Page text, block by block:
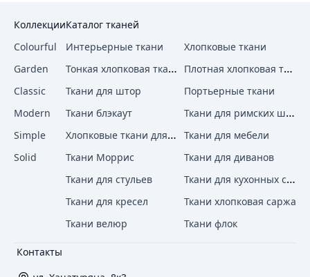
Контакты
Коллекции
Colourful
Garden
Classic
Modern
Simple
Solid
Каталог тканей
Интерьерные ткани
Хлопковые ткани
Тонкая хлопковая ткань Плотная хлопковая ткань
Ткани для штор
Портьерные ткани
Ткани блэкаут
Ткани для римских штор
Хлопковые ткани для штор
Ткани для мебели
Ткани Моррис
Ткани для диванов
Ткани для стульев
Ткани для кухонных стульев
Ткани для кресел
Ткани хлопковая саржа
Ткани велюр
Ткани флок